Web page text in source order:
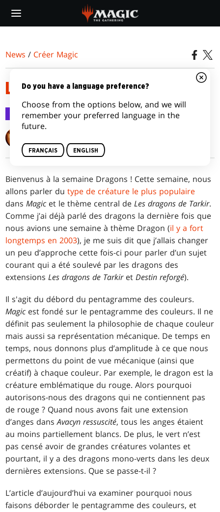
main
News / Créer Magic
LE DÉBORD, C’EST FORT
Créer Magic 6 avr. 2015
Bienvenus à la semaine Dragons ! Cette semaine, nous
allons parler dutype de créature le plus populaire
dansMagic et le thème central deLes dragons de Tarkir.
Comme j’ai déjà parlé des dragons la dernière fois que
nous avions une semaine à thème Dragon (il y a fort
longtemps en 2003), je me suis dit que j’allais changer
un peu d’approche cette fois-ci pour parler d’un sujet
courant qui a été soulevé par les dragons des
extensionsLes dragons de TarkiretDestin reforgé).
Il s'agit du débord du pentagramme des couleurs.
Magic est fondé sur le pentagramme des couleurs. Il ne
définit pas seulement la philosophie de chaque couleur
mais aussi sa représentation mécanique. De temps en
temps, nous donnons plus d’amplitude à ce que nous
permettons du point de vue mécanique (ainsi que
créatif) à chaque couleur. Par exemple, le dragon est la
créature emblématique du rouge. Alors pourquoi
autorisons-nous des dragons qui ne contiennent pas
de rouge ? Quand nous avons fait une extension
d’anges dansAvacyn ressuscité, tous les anges étaient
au moins partiellement blancs. De plus, le vert n’est
pas censé avoir de grandes créatures volantes et
pourtant, il y a des dragons mono-verts dans les deux
dernières extensions. Que se passe-t-il ?
L’article d’aujourd’hui va examiner pourquoi nous
faisons déborder le pentagramme des couleurs, et
Do you have a language preference?
Choose from the options below, and we will
remember your preferred language in the
future.
FRANÇAIS ENGLISH